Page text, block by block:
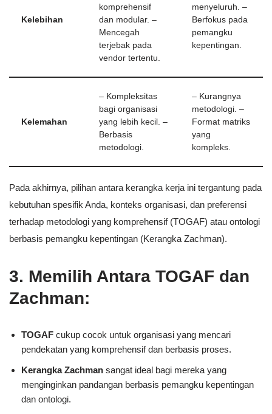
Kelebihan
komprehensif
dan modular. –
Mencegah
terjebak pada
vendor tertentu.
menyeluruh. –
Berfokus pada
pemangku
kepentingan.
Kelemahan
– Kompleksitas
bagi organisasi
yang lebih kecil. –
Berbasis
metodologi.
– Kurangnya
metodologi. –
Format matriks
yang
kompleks.
Pada akhirnya, pilihan antara kerangka kerja ini tergantung pada
kebutuhan spesifik Anda, konteks organisasi, dan preferensi
terhadap metodologi yang komprehensif (TOGAF) atau ontologi
berbasis pemangku kepentingan (Kerangka Zachman).
3. Memilih Antara TOGAF dan
Zachman:
TOGAF cukup cocok untuk organisasi yang mencari
pendekatan yang komprehensif dan berbasis proses.
Kerangka Zachman sangat ideal bagi mereka yang
menginginkan pandangan berbasis pemangku kepentingan
dan ontologi.